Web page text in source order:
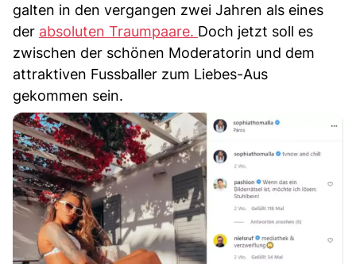
galten in den vergangen zwei Jahren als eines
der absoluten Traumpaare. Doch jetzt soll es
zwischen der schönen Moderatorin und dem
attraktiven Fussballer zum Liebes-Aus
gekommen sein.